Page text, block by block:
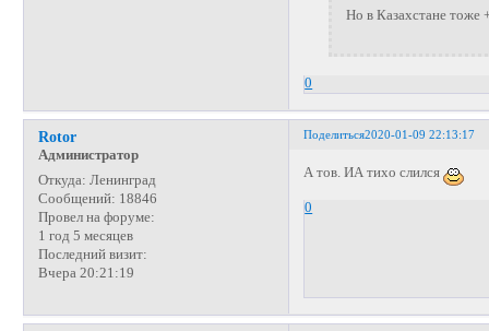
Но в Казахстане тоже
0
Поделиться2020-01-09 22:13:17
Rotor
Администратор
Откуда: Ленинград
Сообщений: 18846
Провел на форуме:
1 год 5 месяцев
Последний визит:
Вчера 20:21:19
А тов. ИА тихо слился
0